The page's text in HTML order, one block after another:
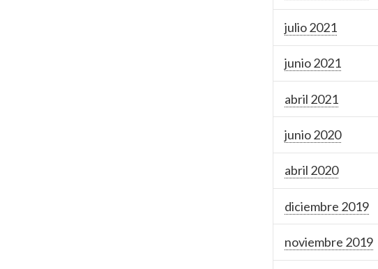
julio 2021
junio 2021
abril 2021
junio 2020
abril 2020
diciembre 2019
noviembre 2019